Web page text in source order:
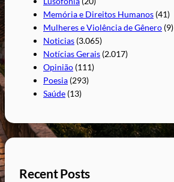
Memória e Direitos Humanos (41)
Mulheres e Violência de Gênero (9)
Noticias (3.065)
Notícias Gerais (2.017)
Opinião (111)
Poesia (293)
Saúde (13)
Recent Posts